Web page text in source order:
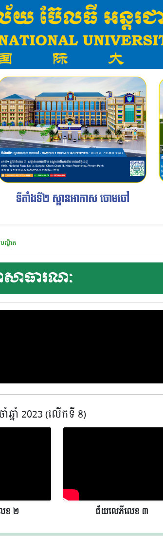
ទី​តាំងទី២ ស្ពានអាកាស ចោមចៅ
ាធារណៈ
ឆ្នាំ 2023 (លើកទី 8)
ខ​​ ២ ជ័យលេភីលេខ​​ ៣